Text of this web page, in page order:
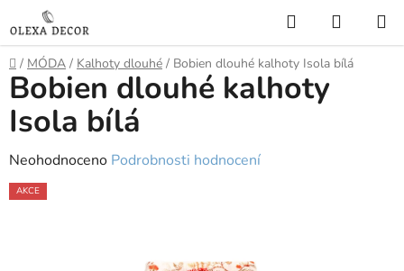
na
obsah
Hledat
KOŠÍK
Domů
/ MÓDA / Kalhoty dlouhé / Bobien dlouhé kalhoty Isola bílá
Bobien dlouhé kalhoty
Isola bílá
Průměrné
hodnocení
Neohodnoceno Podrobnosti hodnocení
AKCE